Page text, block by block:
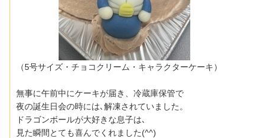
（5号サイズ・チョコクリーム・キャラクターケーキ）
無事に午前中にケーキが届き、冷蔵庫保管で
夜の誕生日会の時には､解凍されていました。
ドラゴンボールが大好きな息子は､
見た瞬間とても喜んでくれました(^^)